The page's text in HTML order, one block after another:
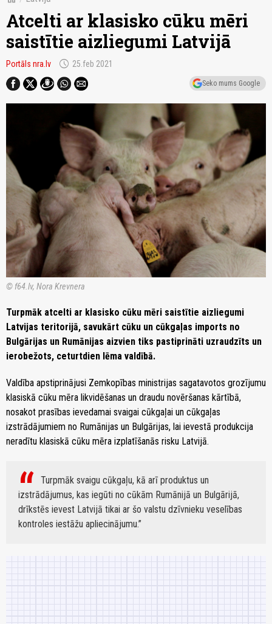
Atcelti ar klasisko cūku mēri
saistītie aizliegumi Latvijā
Portāls nra.lv schedule 25.feb 2021
Seko mums Google
© f64.lv, Nora Krevnera
Turpmāk atcelti ar klasisko cūku mēri saistītie aizliegumi
Latvijas teritorijā, savukārt cūku un cūkgaļas imports no
Bulgārijas un Rumānijas aizvien tiks pastiprināti uzraudzīts un
ierobežots, ceturtdien lēma valdībā.
Valdība apstiprinājusi Zemkopības ministrijas sagatavotos grozījumu
klasiskā cūku mēra likvidēšanas un draudu novēršanas kārtībā,
nosakot prasības ievedamai svaigai cūkgaļai un cūkgaļas
izstrādājumiem no Rumānijas un Bulgārijas, lai ievestā produkcija
neradītu klasiskā cūku mēra izplatīšanās risku Latvijā.
Turpmāk svaigu cūkgaļu, kā arī produktus un
izstrādājumus, kas iegūti no cūkām Rumānijā un Bulgārijā,
drīkstēs ievest Latvijā tikai ar šo valstu dzīvnieku veselības
kontroles iestāžu apliecinājumu.